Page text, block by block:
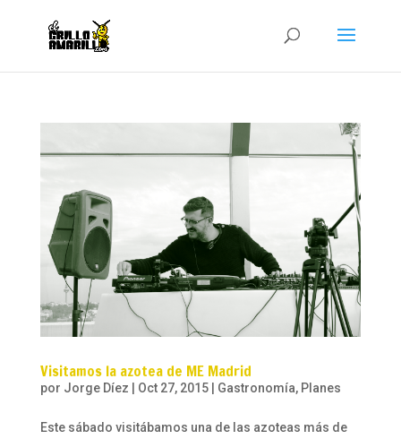
Visitamos la azotea de ME Madrid
por Jorge Díez Oct 27, 2015| Gastronomía, Planes
Este sábado visitábamos una de las azoteas más de